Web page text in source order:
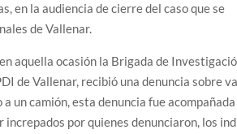
en la audiencia de cierre del caso que se
de Vallenar.
aquella ocasión la Brigada de
de Vallenar, recibió una denuncia sobre
un camión, esta denuncia fue
increpados por quienes denunciaron, los